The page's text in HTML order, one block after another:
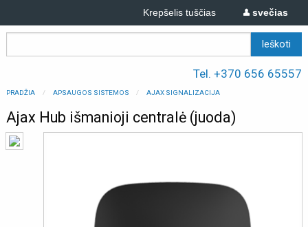
svečias
Krepšelis tuščias
Tel. +370 656 65557
PRADŽIA APSAUGOS SISTEMOS AJAX SIGNALIZACIJA
Ajax Hub išmanioji centralė (juoda)